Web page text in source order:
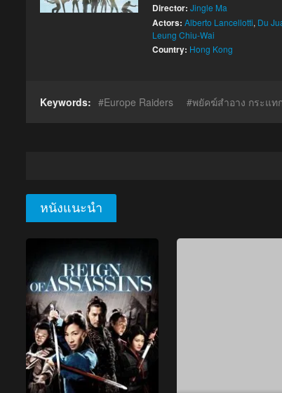
Director: Jingle Ma
Actors: Alberto Lancellotti, Du
Leung Chiu-Wai
Country: Hong Kong
Keywords: Europe Raiders พยัคฆ์สำอาง กระแท
หนังแนะนำ